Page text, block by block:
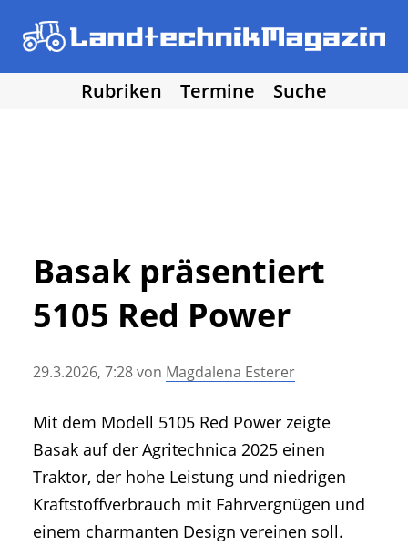
Rubriken Termine
Suche
• Hof- und Stalltechnik
• Forst, Garten und Kommune
• NawaRo und erneuerbare Energie
• Landtechnik allgemein
• Geschichte und Geschichten
• Messen und Veranstaltungen
• Mitteilung der Redaktion
• Agritechnica Neuheiten Archiv
• Artikel nach Hersteller/Marke
Basak präsentiert
5105 Red Power
29.3.2026, 7:28von Magdalena Esterer
Mit dem Modell 5105 Red Power zeigte
Basak auf der Agritechnica 2025 einen
Traktor, der hohe Leistung und niedrigen
Kraftstoffverbrauch mit Fahrvergnügen und
einem charmanten Design vereinen soll.